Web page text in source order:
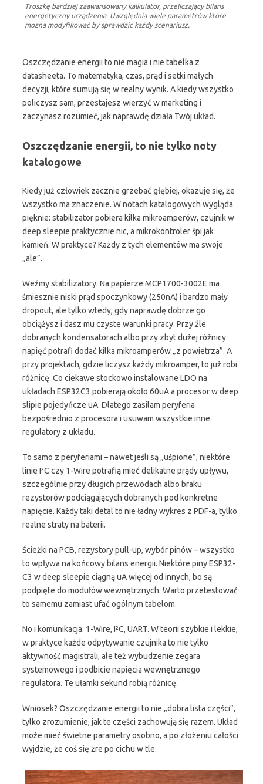
Troszkę bardziej zaawansowany kalkulator, przeliczający bilans
energetyczny urządzenia. Uwzględnia wiele parametrów które
mozna modyfikować by sprawdzic każdy scenariusz.
Oszczędzanie energii to nie magia i nie tabelka z
datasheeta. To matematyka, czas, prąd i setki małych
decyzji, które sumują się w realny wynik. A kiedy wszystko
policzysz sam, przestajesz wierzyć w marketing i
zaczynasz rozumieć, jak naprawdę działa Twój układ.
Oszczędzanie energii, to nie tylko noty
katalogowe
Kiedy już człowiek zacznie grzebać głębiej, okazuje się, że
wszystko ma znaczenie. W notach katalogowych wygląda
pięknie: stabilizator pobiera kilka mikroamperów, czujnik w
deep sleepie praktycznie nic, a mikrokontroler śpi jak
kamień. W praktyce? Każdy z tych elementów ma swoje
„ale”.
Weźmy stabilizatory. Na papierze MCP1700-3002E ma
śmiesznie niski prąd spoczynkowy (250nA) i bardzo mały
dropout, ale tylko wtedy, gdy naprawdę dobrze go
obciążysz i dasz mu czyste warunki pracy. Przy źle
dobranych kondensatorach albo przy zbyt dużej różnicy
napięć potrafi dodać kilka mikroamperów „z powietrza”. A
przy projektach, gdzie liczysz każdy mikroamper, to już robi
różnicę. Co ciekawe stockowo instalowane LDO na
układach ESP32C3 pobierają około 60uA a procesor w deep
slipie pojedyńcze uA. Dlatego zasilam peryferia
bezpośrednio z procesora i usuwam wszystkie inne
regulatory z układu.
To samo z peryferiami – nawet jeśli są „uśpione”, niektóre
linie I²C czy 1-Wire potrafią mieć delikatne prądy upływu,
szczególnie przy długich przewodach albo braku
rezystorów podciągających dobranych pod konkretne
napięcie. Każdy taki detal to nie ładny wykres z PDF-a, tylko
realne straty na baterii.
Ścieżki na PCB, rezystory pull-up, wybór pinów – wszystko
to wpływa na końcowy bilans energii. Niektóre piny ESP32-
C3 w deep sleepie ciągną uA więcej od innych, bo są
podpięte do modułów wewnętrznych. Warto przetestować
to samemu zamiast ufać ogólnym tabelom.
No i komunikacja: 1-Wire, I²C, UART. W teorii szybkie i lekkie,
w praktyce każde odpytywanie czujnika to nie tylko
aktywność magistrali, ale też wybudzenie zegara
systemowego i podbicie napięcia wewnętrznego
regulatora. Te ułamki sekund robią różnicę.
Wniosek? Oszczędzanie energii to nie „dobra lista części”,
tylko zrozumienie, jak te części zachowują się razem. Układ
może mieć świetne parametry osobno, a po złożeniu całości
wyjdzie, że coś się żre po cichu w tle.